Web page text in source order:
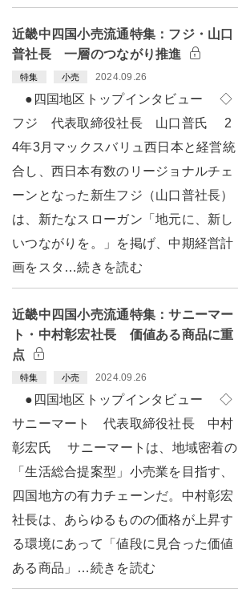
近畿中四国小売流通特集：フジ・山口
普社長 一層のつながり推進
特集 小売 2024.09.26
●四国地区トップインタビュー ◇
フジ 代表取締役社長 山口普氏 2
4年3月マックスバリュ西日本と経営統
合し、西日本有数のリージョナルチェ
ーンとなった新生フジ（山口普社長）
は、新たなスローガン「地元に、新し
いつながりを。」を掲げ、中期経営計
画をスタ…続きを読む
近畿中四国小売流通特集：サニーマー
ト・中村彰宏社長 価値ある商品に重
点
特集 小売 2024.09.26
●四国地区トップインタビュー ◇
サニーマート 代表取締役社長 中村
彰宏氏 サニーマートは、地域密着の
「生活総合提案型」小売業を目指す、
四国地方の有力チェーンだ。中村彰宏
社長は、あらゆるものの価格が上昇す
る環境にあって「値段に見合った価値
ある商品」…続きを読む